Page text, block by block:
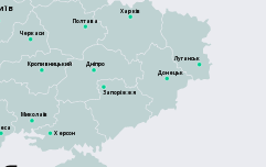
Дніпро
Кропивницький
Харків
Полтава
Черкаси
Запоріжжя
Херсон
Донецьк
Луганськ
Миколаїв